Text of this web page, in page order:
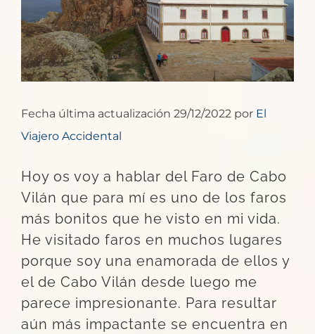
Fecha última actualización 29/12/2022 por El
Viajero Accidental
Hoy os voy a hablar del Faro de Cabo
Vilán que para mí es uno de los faros
más bonitos que he visto en mi vida.
He visitado faros en muchos lugares
porque soy una enamorada de ellos y
el de Cabo Vilán desde luego me
parece impresionante. Para resultar
aún más impactante se encuentra en